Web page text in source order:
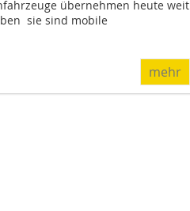
übernehmen heute weit
 sie sind mobile
mehr